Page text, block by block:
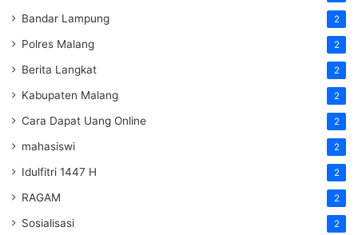
Bandar Lampung 2
Polres Malang 2
Berita Langkat 2
Kabupaten Malang 2
Cara Dapat Uang Online 2
mahasiswi 2
Idulfitri 1447 H 2
RAGAM 2
Sosialisasi 2